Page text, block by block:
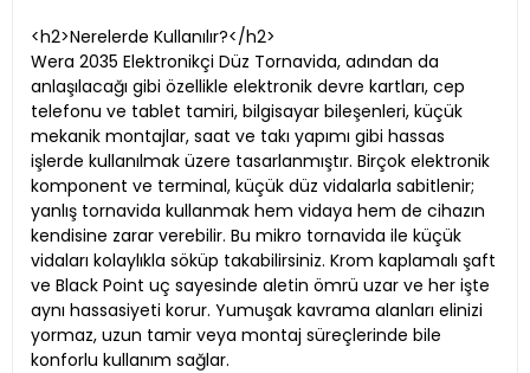
<h2>Nerelerde Kullanılır?</h2>
Wera 2035 Elektronikçi Düz Tornavida, adından da
anlaşılacağı gibi özellikle elektronik devre kartları, cep
telefonu ve tablet tamiri, bilgisayar bileşenleri, küçük
mekanik montajlar, saat ve takı yapımı gibi hassas
işlerde kullanılmak üzere tasarlanmıştır. Birçok elektronik
komponent ve terminal, küçük düz vidalarla sabitlenir;
yanlış tornavida kullanmak hem vidaya hem de cihazın
kendisine zarar verebilir. Bu mikro tornavida ile küçük
vidaları kolaylıkla söküp takabilirsiniz. Krom kaplamalı şaft
ve Black Point uç sayesinde aletin ömrü uzar ve her işte
aynı hassasiyeti korur. Yumuşak kavrama alanları elinizi
yormaz, uzun tamir veya montaj süreçlerinde bile
konforlu kullanım sağlar.